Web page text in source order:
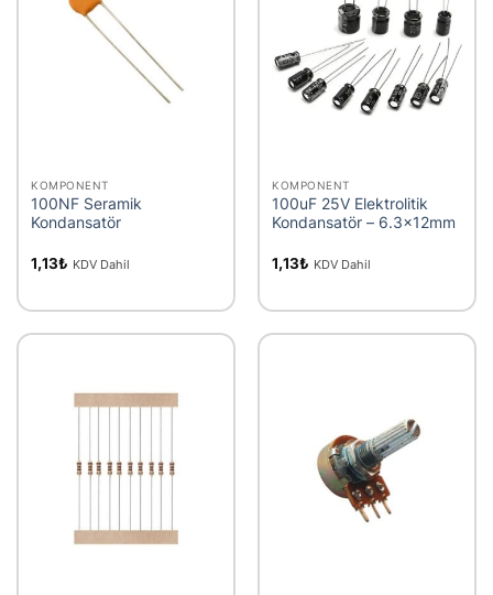
KOMPONENT
100NF Seramik
Kondansatör
1,13₺ KDV Dahil
KOMPONENT
100uF 25V Elektrolitik
Kondansatör – 6.3x12mm
1,13₺ KDV Dahil